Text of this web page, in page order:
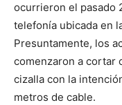
ocurrieron el pasado
telefonía ubicada en
Presuntamente, los
comenzaron a cortar
cizalla con la
metros de cable.